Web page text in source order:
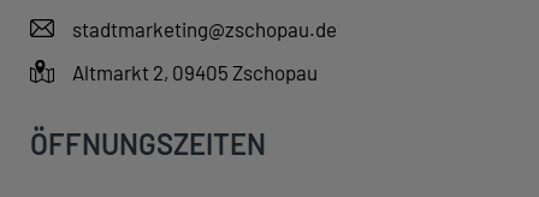
stadtmarketing@zschopau.de
Altmarkt 2, 09405 Zschopau
ÖFFNUNGSZEITEN